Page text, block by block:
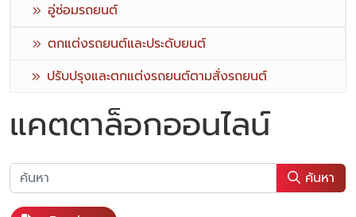
อู่ซ่อมรถยนต์
ตกแต่งรถยนต์และประดับยนต์
ปรับปรุงและตกแต่งรถยนต์ตามสั่งรถยนต์
แคตตาล็อกออนไลน์
ค้นหา